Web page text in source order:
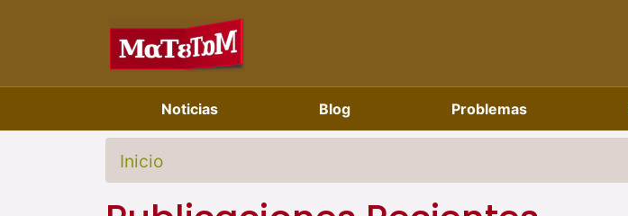
Noticias Blog Problemas
Inicio